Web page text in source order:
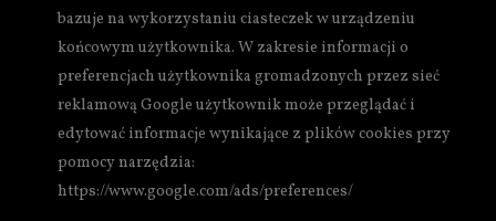
bazuje na wykorzystaniu ciasteczek w urządzeniu
końcowym użytkownika. W zakresie informacji o
preferencjach użytkownika gromadzonych przez sieć
reklamową Google użytkownik może przeglądać i
edytować informacje wynikające z plików cookies przy
pomocy narzędzia:
https://www.google.com/ads/preferences/